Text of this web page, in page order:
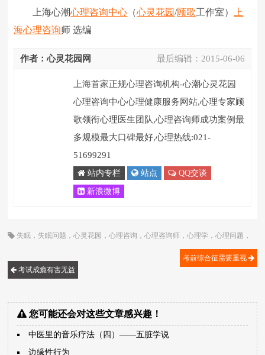
上海心潮心理咨询中心 （心灵花园/顾歌工作室）
上
海心理咨询师 选编
最后编辑： 2015-06-06
作者：心灵花园网
上海首家正规心理咨询机构-心潮心灵花园
心理咨询中心心理健康服务网站,心理专家顾
歌领衔心理医生团队,心理咨询师成功案例最
多规模最大口碑最好,心理热线:021-
51699291
站内专栏 站点 QQ交谈
新浪微博
失眠 ， 失眠问题 ，心灵花园 ，心理咨询 ，心理咨询师 ，心理学 ，心理问题 ，
考试成瘾有害无益
考前综合征需要重视
您可能还会对这些文章感兴趣！
中医里的音乐疗法（四）――五脏学说
边缘性行为